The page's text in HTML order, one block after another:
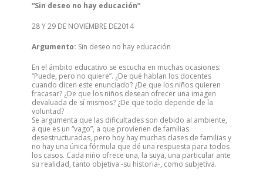
“Sin deseo no hay educación”
28 Y 29 DE NOVIEMBRE DE2014
Argumento: Sin deseo no hay educación
En el ámbito educativo se escucha en muchas ocasiones:
“Puede, pero no quiere”. ¿De qué hablan los docentes
cuando dicen este enunciado? ¿De que los niños quieren
fracasar? ¿De que los niños desean ofrecer una imagen
devaluada de sí mismos? ¿De que todo depende de la
voluntad?
Se argumenta que las dificultades son debido al ambiente,
a que es un “vago”, a que provienen de familias
desestructuradas, pero hoy hay muchas clases de familias y
no hay una única fórmula que dé una respuesta para todos
los casos. Cada niño ofrece una, la suya, una particular ante
su realidad, tanto objetiva -su historia-, como subjetiva.